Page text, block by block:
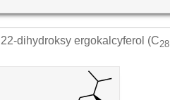
22-dihydroksy ergokalcyferol (C28